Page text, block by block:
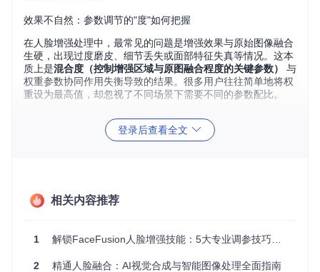
效果不自然：参数调节的"度"如何把握
在人脸增强处理中，最常见的问题是增强效果与原始图像融合
生硬，出现过度磨皮、细节丢失或面部特征失真等情况。这本
质上是混合度（控制增强区域与原图融合程度的关键参数）
与
权重参数协同作用失衡导致的结果。很多用户往往简单地将权
重设为最高值，却忽视了不同场景下需要不同的参数配比。
💡 专家提示：自然度与增强强度是一对需要平衡的矛盾体，没
有绝对最优的参数，只有最适合当前素材的参数组合。
特别是在批量处理或视频增强场景下，如何在保证效果的前提
参数组合的复杂性与试错成本
FaceFusion提供了数十种可调节参数，包括模型选择、权
登录后查看全文
相关内容推荐
1 解锁FaceFusion人脸增强技能：5大专业调参技巧打造完美人像
2 精通人脸融合：AI视觉合成与智能图像处理全面指南